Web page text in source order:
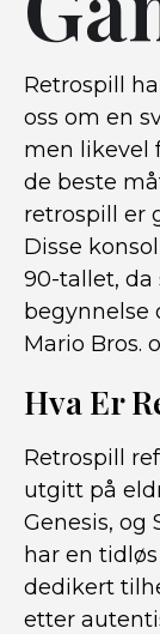
Retrospill
oss om en
men likevel
de beste
retrospill er
Disse
90-tallet, da
begynnelse
Mario Bros.
Hva Er
Retrospill
utgitt på
Genesis, og
har en
dedikert
etter